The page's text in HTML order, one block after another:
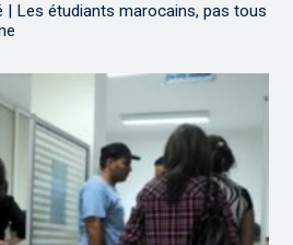
| Les étudiants marocains, pas tous